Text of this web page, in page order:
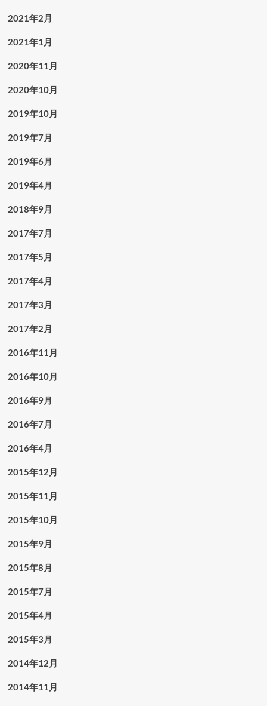
2021年2月
2021年1月
2020年11月
2020年10月
2019年10月
2019年7月
2019年6月
2019年4月
2018年9月
2017年7月
2017年5月
2017年4月
2017年3月
2017年2月
2016年11月
2016年10月
2016年9月
2016年7月
2016年4月
2015年12月
2015年11月
2015年10月
2015年9月
2015年8月
2015年7月
2015年4月
2015年3月
2014年12月
2014年11月